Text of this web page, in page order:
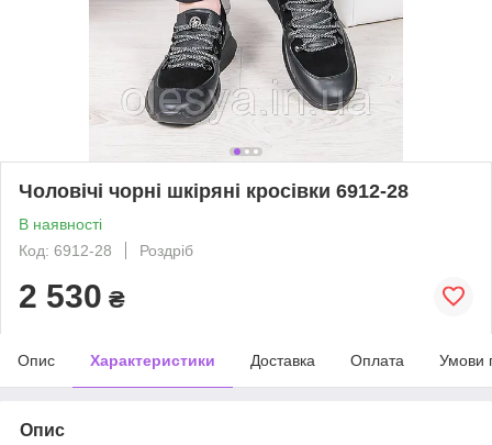
Чоловічі чорні шкіряні кросівки 6912-28
В наявності
Код: 6912-28
Роздріб
2 530 ₴
Опис Характеристики Доставка Оплата Умови
Опис